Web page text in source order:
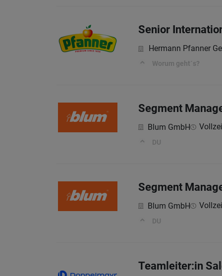
Senior
Hermann Pfanner
Worum geht´s?
Segment
Blum GmbH
DU
Segment
Blum GmbH
DU
Teamleiter:in